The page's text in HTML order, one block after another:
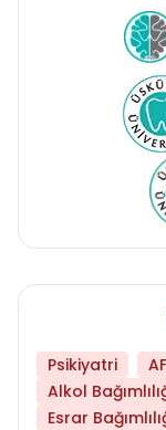
Psikiyatri
Alkol
Esrar